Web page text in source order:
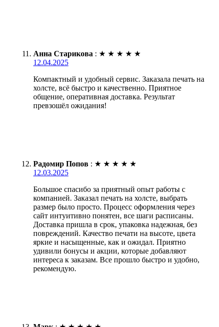
Анна Старикова : ★ ★ ★ ★ ★
12.04.2025
Компактный и удобный сервис. Заказала печать на
холсте, всё быстро и качественно. Приятное
общение, оперативная доставка. Результат
превзошёл ожидания!
Радомир Попов : ★ ★ ★ ★ ★
12.03.2025
Большое спасибо за приятный опыт работы с
компанией. Заказал печать на холсте, выбрать
размер было просто. Процесс оформления через
сайт интуитивно понятен, все шаги расписаны.
Доставка пришла в срок, упаковка надежная, без
повреждений. Качество печати на высоте, цвета
яркие и насыщенные, как и ожидал. Приятно
удивили бонусы и акции, которые добавляют
интереса к заказам. Все прошло быстро и удобно,
рекомендую.